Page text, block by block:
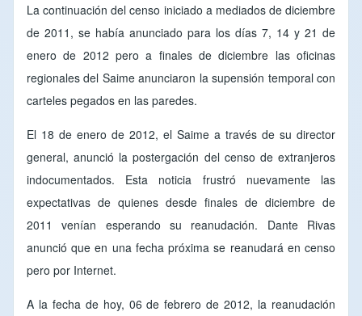
La continuación del censo iniciado a mediados de diciembre
de 2011, se había anunciado para los días 7, 14 y 21 de
enero de 2012 pero a finales de diciembre las oficinas
regionales del Saime anunciaron la supensión temporal con
carteles pegados en las paredes.
El 18 de enero de 2012, el Saime a través de su director
general, anunció la postergación del censo de extranjeros
indocumentados. Esta noticia frustró nuevamente las
expectativas de quienes desde finales de diciembre de
2011 venían esperando su reanudación. Dante Rivas
anunció que en una fecha próxima se reanudará en censo
pero por Internet.
A la fecha de hoy, 06 de febrero de 2012, la reanudación